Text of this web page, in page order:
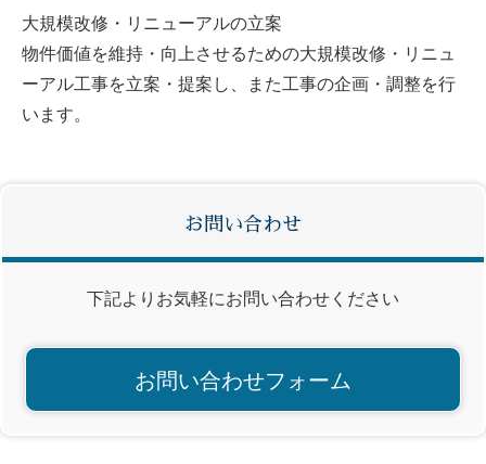
大規模改修・リニューアルの立案
物件価値を維持・向上させるための大規模改修・リニュ
ーアル工事を立案・提案し、また工事の企画・調整を行
います。
お問い合わせ
下記よりお気軽にお問い合わせください
お問い合わせフォーム